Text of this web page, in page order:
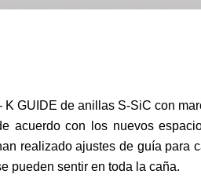
K GUIDE de anillas S-SiC con
acuerdo con los nuevos
realizado ajustes de guía para
pueden sentir en toda la caña.